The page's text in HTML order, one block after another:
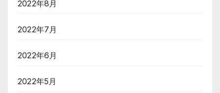
2022年8月
2022年7月
2022年6月
2022年5月